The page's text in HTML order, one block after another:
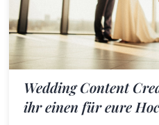
Wedding Content
ihr einen für eure